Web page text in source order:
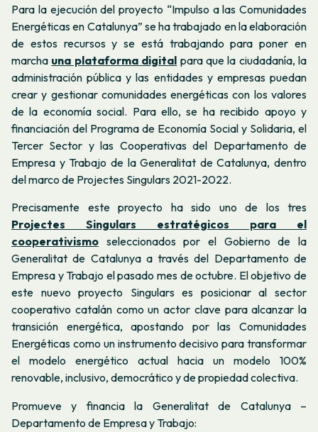
Para la ejecución del proyecto “Impulso a las Comunidades
Energéticas en Catalunya” se ha trabajado en la elaboración
de estos recursos y se está trabajando para poner en
marcha una plataforma digital para que la ciudadanía, la
administración pública y las entidades y empresas puedan
crear y gestionar comunidades energéticas con los valores
de la economía social. Para ello, se ha recibido apoyo y
financiación del Programa de Economía Social y Solidaria, el
Tercer Sector y las Cooperativas del Departamento de
Empresa y Trabajo de la Generalitat de Catalunya, dentro
del marco de Projectes Singulars 2021-2022.
Precisamente este proyecto ha sido uno de los tres
Projectes Singulars estratégicos para el
cooperativismo seleccionados por el Gobierno de la
Generalitat de Catalunya a través del Departamento de
Empresa y Trabajo el pasado mes de octubre. El objetivo de
este nuevo proyecto Singulars es posicionar al sector
cooperativo catalán como un actor clave para alcanzar la
transición energética, apostando por las Comunidades
Energéticas como un instrumento decisivo para transformar
el modelo energético actual hacia un modelo 100%
renovable, inclusivo, democrático y de propiedad colectiva.
Promueve y financia la Generalitat de Catalunya –
Departamento de Empresa y Trabajo: